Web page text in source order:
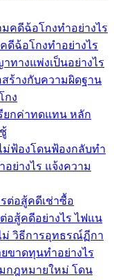
คดีฉ้อโกงทำอย่างไร
ดีฉ้อโกงทำอย่างไร
ทางแพ่งเป็นอย่างไร
ร้างกับความผิดฐาน
กง
ยกค่าทดแทน หลัก
ม่ฟ้องโดนฟ้องกลับทำ
ย่างไร แจ้งความ
ต่อสู้คดีเช่าซื้อ
อสู้คดีอย่างไร ไฟแน
ม่ วิธีการอุทธรณ์ฏีกา
าดทุนทำอย่างไร
กฎหมายใหม่ โดน